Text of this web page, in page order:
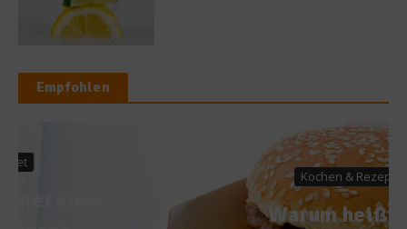
Empfohlen
Kochen & Rezepte
Warum heißt der